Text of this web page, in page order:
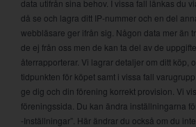
data utifrån sina behov. I vissa fall länkas du
då se och lagra ditt IP-nummer och en del
webbläsare ger ifrån sig. Någon data mer än
de ej från oss men de kan ta del av de
återrapporterar. Vi lagrar detaljer om ditt köp,
tidpunkten för köpet samt i vissa fall
ge dig och din förening korrekt provision. Vi
föreningssida. Du kan ändra inställningarna
-Inställningar”. Här ändrar du också om du